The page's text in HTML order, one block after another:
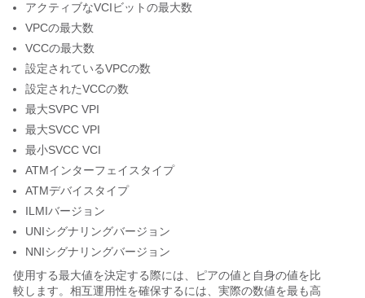
アクティブなVCIビットの最大数
VPCの最大数
VCCの最大数
設定されているVPCの数
設定されたVCCの数
最大SVPC VPI
最大SVCC VPI
最小SVCC VCI
ATMインターフェイスタイプ
ATMデバイスタイプ
ILMIバージョン
UNIシグナリングバージョン
NNIシグナリングバージョン
使用する最大値を決定する際には、ピアの値と自身の値を比
較します。相互運用性を確保するには、実際の数値を最も高